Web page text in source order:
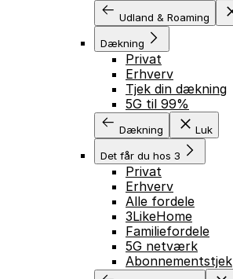
Udland & Roaming
Dækning
Privat
Erhverv
Tjek din dækning
5G til 99%
Dækning Luk
Det får du hos 3
Privat
Erhverv
Alle fordele
3LikeHome
Familiefordele
5G netværk
Abonnementstjek